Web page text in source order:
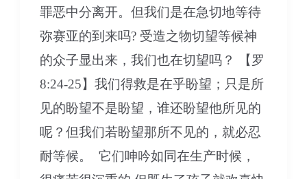
罪恶中分离开。但我们是在急切地等待
弥赛亚的到来吗? 受造之物切望等候神
的众子显出来，我们也在切望吗？ 【罗
8:24-25】我们得救是在乎盼望；只是所
见的盼望不是盼望，谁还盼望他所见的
呢？但我们若盼望那所不见的，就必忍
耐等候。 它们呻吟如同在生产时候，